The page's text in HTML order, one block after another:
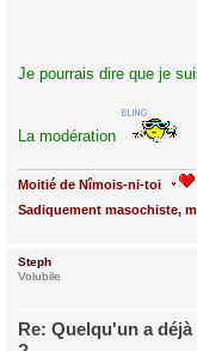
Je pourrais dire que je
La modération
Moitié de Nîmois-ni-toi
Sadiquement masochiste,
Steph
Volubile
Re: Quelqu'un a